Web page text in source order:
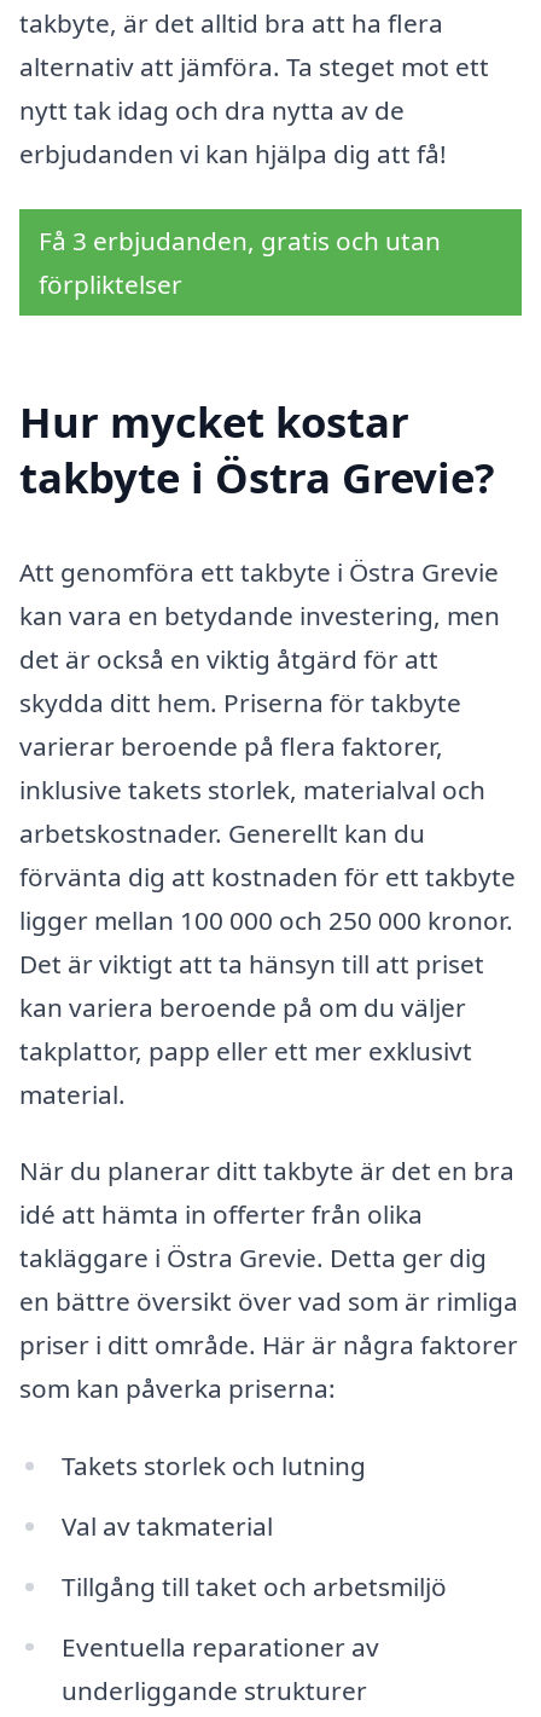
takbyte, är det alltid bra att ha flera
alternativ att jämföra. Ta steget mot ett
nytt tak idag och dra nytta av de
erbjudanden vi kan hjälpa dig att få!
Få 3 erbjudanden, gratis och utan
förpliktelser
Hur mycket kostar
takbyte i Östra Grevie?
Att genomföra ett takbyte i Östra Grevie
kan vara en betydande investering, men
det är också en viktig åtgärd för att
skydda ditt hem. Priserna för takbyte
varierar beroende på flera faktorer,
inklusive takets storlek, materialval och
arbetskostnader. Generellt kan du
förvänta dig att kostnaden för ett takbyte
ligger mellan 100 000 och 250 000 kronor.
Det är viktigt att ta hänsyn till att priset
kan variera beroende på om du väljer
takplattor, papp eller ett mer exklusivt
material.
När du planerar ditt takbyte är det en bra
idé att hämta in offerter från olika
takläggare i Östra Grevie. Detta ger dig
en bättre översikt över vad som är rimliga
priser i ditt område. Här är några faktorer
som kan påverka priserna:
Takets storlek och lutning
Val av takmaterial
Tillgång till taket och arbetsmiljö
Eventuella reparationer av
underliggande strukturer